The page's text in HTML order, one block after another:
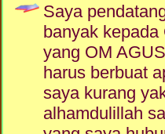
Saya
banyak
yang OM
harus berbuat
saya kurang
alhamdulillah